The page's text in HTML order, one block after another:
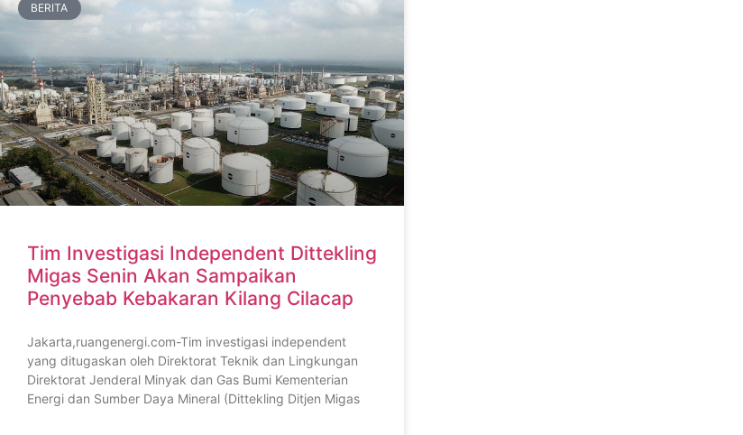
BERITA
Tim Investigasi Independent Dittekling
Migas Senin Akan Sampaikan
Penyebab Kebakaran Kilang Cilacap
Jakarta,ruangenergi.com-Tim investigasi independent
yang ditugaskan oleh Direktorat Teknik dan Lingkungan
Direktorat Jenderal Minyak dan Gas Bumi Kementerian
Energi dan Sumber Daya Mineral (Dittekling Ditjen Migas